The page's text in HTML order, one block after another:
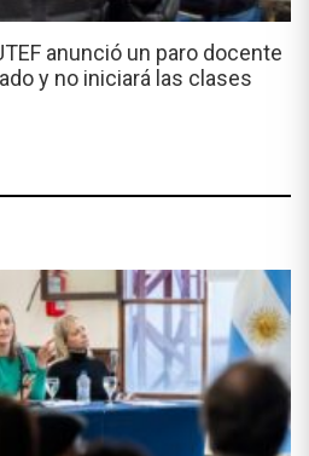
anunció un paro docente
y no iniciará las clases